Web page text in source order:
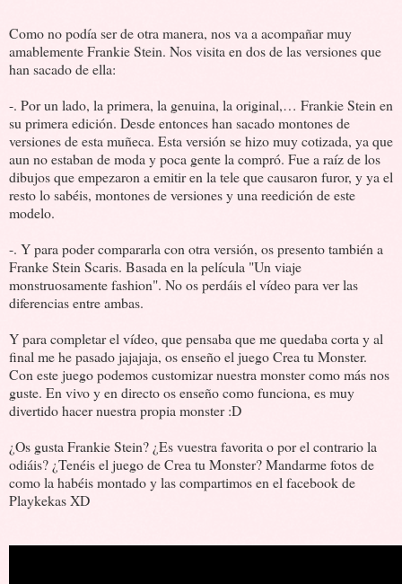
Como no podía ser de otra manera, nos va a acompañar muy
amablemente Frankie Stein. Nos visita en dos de las versiones que
han sacado de ella:
-. Por un lado, la primera, la genuina, la original,… Frankie Stein en
su primera edición. Desde entonces han sacado montones de
versiones de esta muñeca. Esta versión se hizo muy cotizada, ya que
aun no estaban de moda y poca gente la compró. Fue a raíz de los
dibujos que empezaron a emitir en la tele que causaron furor, y ya el
resto lo sabéis, montones de versiones y una reedición de este
modelo.
-. Y para poder compararla con otra versión, os presento también a
Franke Stein Scaris. Basada en la película "Un viaje
monstruosamente fashion". No os perdáis el vídeo para ver las
diferencias entre ambas.
Y para completar el vídeo, que pensaba que me quedaba corta y al
final me he pasado jajajaja, os enseño el juego Crea tu Monster.
Con este juego podemos customizar nuestra monster como más nos
guste. En vivo y en directo os enseño como funciona, es muy
divertido hacer nuestra propia monster :D
¿Os gusta Frankie Stein? ¿Es vuestra favorita o por el contrario la
odiáis? ¿Tenéis el juego de Crea tu Monster? Mandarme fotos de
como la habéis montado y las compartimos en el facebook de
Playkekas XD